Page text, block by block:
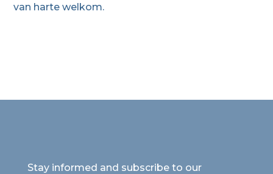
van harte welkom.
Stay informed and subscribe to our